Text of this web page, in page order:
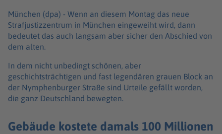
München (dpa) - Wenn an diesem Montag das neue
Strafjustizzentrum in München eingeweiht wird, dann
bedeutet das auch langsam aber sicher den Abschied von
dem alten.
In dem nicht unbedingt schönen, aber
geschichtsträchtigen und fast legendären grauen Block an
der Nymphenburger Straße sind Urteile gefällt worden,
die ganz Deutschland bewegten.
Gebäude kostete damals 100 Millionen